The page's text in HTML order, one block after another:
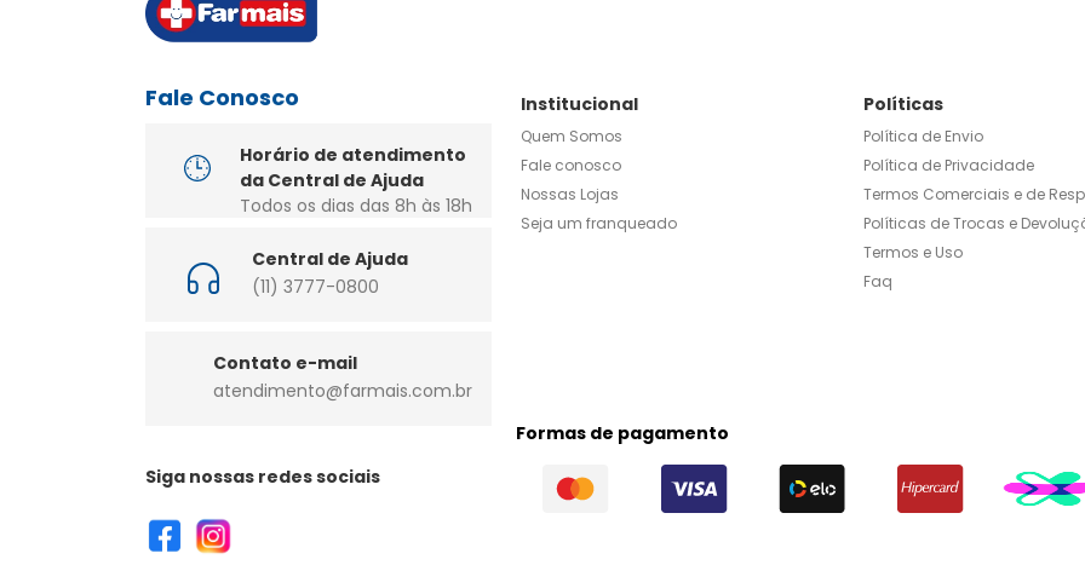
Fale Conosco
Horário de atendimento
da Central de Ajuda
Todos os dias das 8h às 18h
Central de Ajuda
(11) 3777-0800
Contato e-mail
atendimento@farmais.com.br
Siga nossas redes sociais
Institucional
Quem Somos
Fale conosco
Nossas Lojas
Seja um franqueado
Políticas
Política de Envio
Política de Privacidade
Termos Comerciais e de
Políticas de Trocas e
Termos e Uso
Faq
Formas de pagamento